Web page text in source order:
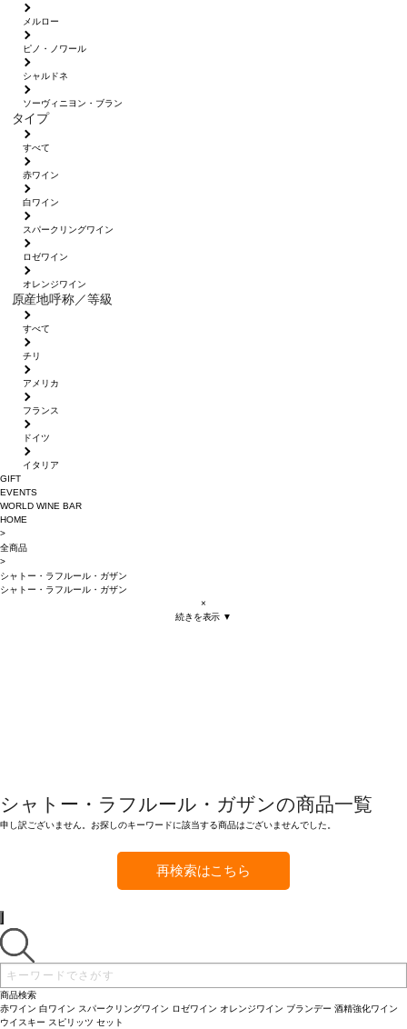
メルロー
ピノ・ノワール
シャルドネ
ソーヴィニヨン・ブラン
タイプ
すべて
赤ワイン
白ワイン
スパークリングワイン
ロゼワイン
オレンジワイン
原産地呼称／等級
すべて
チリ
アメリカ
フランス
ドイツ
イタリア
GIFT
EVENTS
WORLD WINE BAR
HOME
>
全商品
>
シャトー・ラフルール・ガザン
シャトー・ラフルール・ガザン
×
続きを表示 ▼
シャトー・ラフルール・ガザンの商品一覧
申し訳ございません。お探しのキーワードに該当する商品はございませんでした。
再検索はこちら
商品検索
赤ワイン 白ワイン スパークリングワイン ロゼワイン オレンジワイン ブランデー 酒精強化ワイン
ウイスキー スピリッツ セット